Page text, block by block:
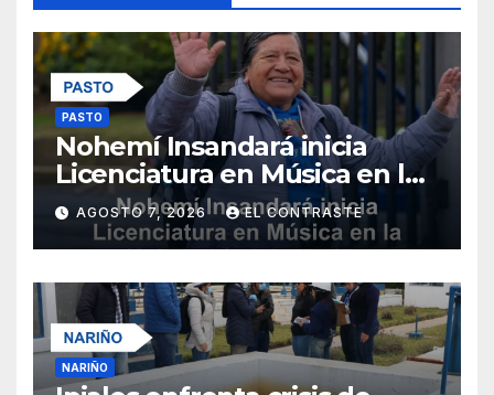
PASTO
Nohemí Insandará inicia
Licenciatura en Música en la
Universidad de Nariño
AGOSTO 7, 2026 EL CONTRASTE
NARIÑO